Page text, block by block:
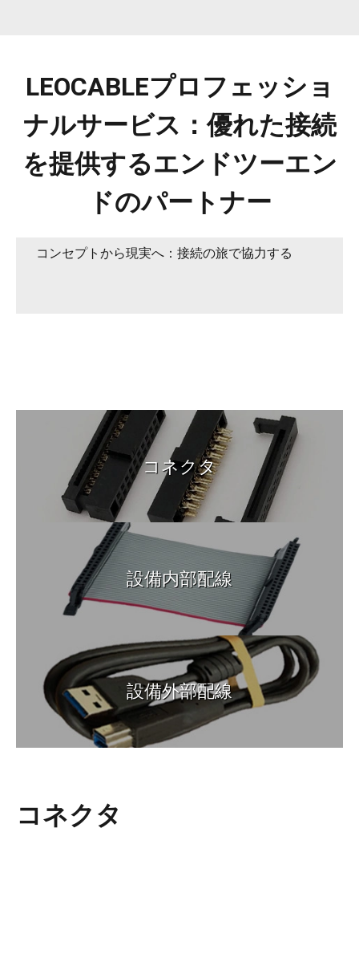
LEOCABLEプロフェッショ
ナルサービス：優れた接続
を提供するエンドツーエン
ドのパートナー
コンセプトから現実へ：接続の旅で協力する
コネクタ
設備内部配線
設備外部配線
コネクタ